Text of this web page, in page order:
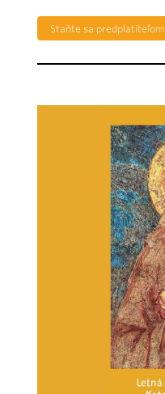
Staňte sa predplatiteľom